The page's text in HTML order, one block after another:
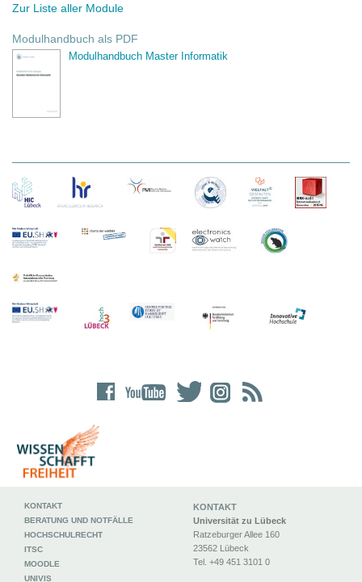
Zur Liste aller Module
Modulhandbuch als PDF
Modulhandbuch Master Informatik
KONTAKT
Universität zu Lübeck
Ratzeburger Allee 160
23562 Lübeck
Tel. +49 451 3101 0
KONTAKT
BERATUNG UND NOTFÄLLE
HOCHSCHULRECHT
ITSC
MOODLE
UNIVIS